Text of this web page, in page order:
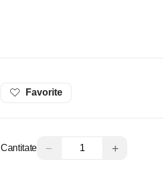
Favorite
Cantitate − +